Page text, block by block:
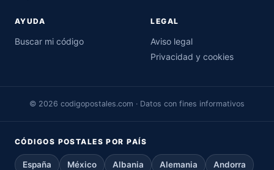
AYUDA
Buscar mi código
LEGAL
Aviso legal
Privacidad y cookies
© 2026 codigopostales.com · Datos con fines informativos
CÓDIGOS POSTALES POR PAÍS
España México Albania Alemania Andorra